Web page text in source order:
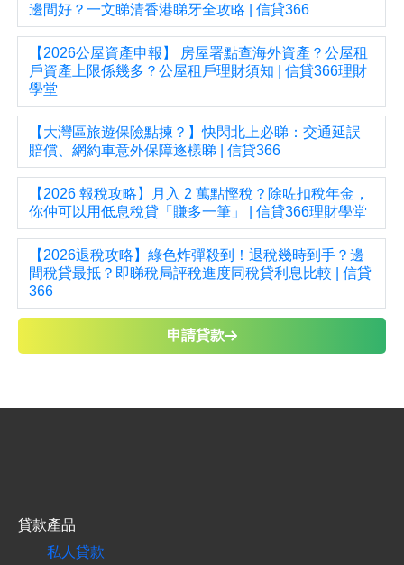
邊間好？一文睇清香港睇牙全攻略 | 信貸366
【2026公屋資產申報】 房屋署點查海外資產？公屋租
戶資產上限係幾多？公屋租戶理財須知 | 信貸366理財
學堂
【大灣區旅遊保險點揀？】快閃北上必睇：交通延誤
賠償、網約車意外保障逐樣睇 | 信貸366
【2026 報稅攻略】月入 2 萬點慳稅？除咗扣稅年金，
你仲可以用低息稅貸「賺多一筆」 | 信貸366理財學堂
【2026退稅攻略】綠色炸彈殺到！退稅幾時到手？邊
間稅貸最抵？即睇稅局評稅進度同稅貸利息比較 | 信貸
366
申請貸款
貸款產品
私人貸款